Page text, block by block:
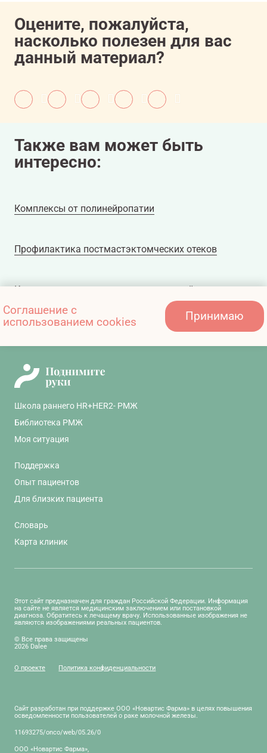
11607081/onco/web/03.26/0
Оцените, пожалуйста,
насколько полезен для вас
данный материал?
Также вам может быть
интересно:
Комплексы от полинейропатии
Профилактика постмастэктомческих отеков
Комплекс для ликвидации последствий
нейротоксичности и ограничения подвижности
плечевого сустава
Школа раннего HR+HER2- РМЖ
Библиотека РМЖ
Моя ситуация
Поддержка
Опыт пациентов
Для близких пациента
Словарь
Карта клиник
Этот сайт предназначен для граждан Российской Федерации. Информация
на сайте не является медицинским заключением или постановкой
диагноза. Обратитесь к лечащему врачу. Использованные изображения не
являются изображениями реальных пациентов.
© Все права защищены
2026 Dalee
О проекте Политика конфиденциальности
Сайт разработан при поддержке ООО «Новартис Фарма» в целях повышения
осведомленности пользователей о раке молочной железы.
11693275/onco/web/05.26/0
ООО «Новартис Фарма»,
Соглашение с
использованием cookies
Принимаю